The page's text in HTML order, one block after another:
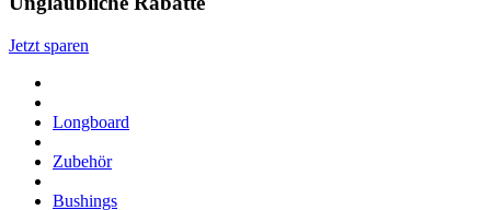
Jetzt sparen
Longboard
Zubehör
Bushings